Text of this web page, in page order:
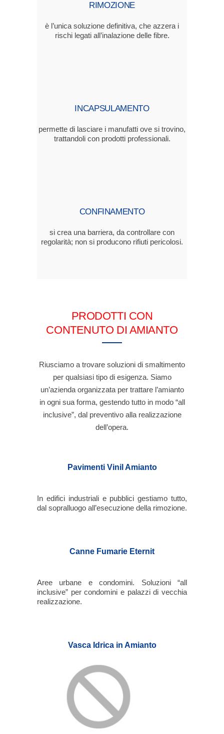
RIMOZIONE
è l’unica soluzione definitiva, che azzera i
rischi legati all’inalazione delle fibre.
INCAPSULAMENTO
permette di lasciare i manufatti ove si trovino,
trattandoli con prodotti professionali.
CONFINAMENTO
si crea una barriera, da controllare con
regolarità; non si producono rifiuti pericolosi.
PRODOTTI CON
CONTENUTO DI AMIANTO
Riusciamo a trovare soluzioni di smaltimento
per qualsiasi tipo di esigenza. Siamo
un’azienda organizzata per trattare l’amianto
in ogni sua forma, gestendo tutto in modo “all
inclusive”, dal preventivo alla realizzazione
dell’opera.
Pavimenti Vinil Amianto
In edifici industriali e pubblici gestiamo tutto,
dal sopralluogo all’esecuzione della rimozione.
Canne Fumarie Eternit
Aree urbane e condomini. Soluzioni “all
inclusive” per condomini e palazzi di vecchia
realizzazione.
Vasca Idrica in Amianto